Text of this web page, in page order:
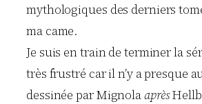
mythologiques des derniers
ma came.
Je suis en train de terminer la
très frustré car il n’y a presque
dessinée par Mignolaaprès